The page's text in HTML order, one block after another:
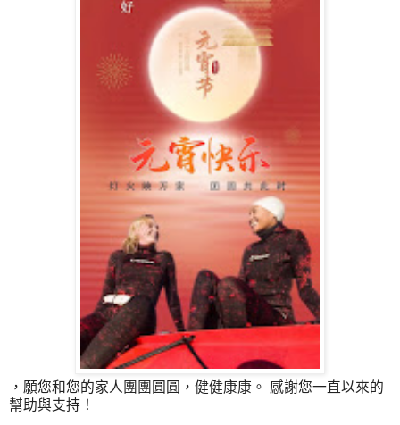
，願您和您的家人團團圓圓，健健康康。 感謝您一直以來的
幫助與支持！